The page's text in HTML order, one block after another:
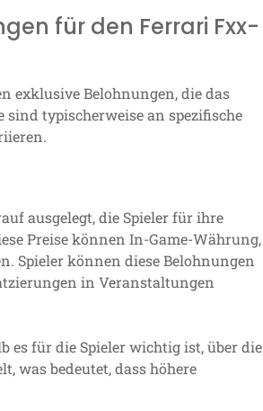
für den Ferrari Fxx-
exklusive Belohnungen, die das
sind typischerweise an spezifische
ausgelegt, die Spieler für ihre
Preise können In-Game-Währung,
Spieler können diese Belohnungen
in Veranstaltungen
es für die Spieler wichtig ist, über die
was bedeutet, dass höhere